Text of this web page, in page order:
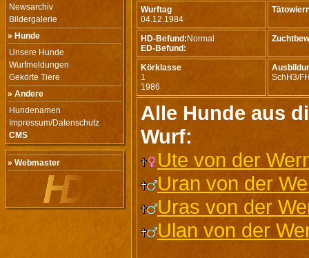
Newsarchiv
Bildergalerie
» Hunde
Unsere Hunde
Wurfmeldungen
Gekörte Tiere
» Andere
Hundenamen
Impressum/Datenschutz
CMS
» Webmaster
Wurftag
04.12.1984
HD-Befund: Normal
ED-Befund:
Körklasse
1
1986
SchH3/
Alle Hunde aus
Wurf:
Ute von der
Uran von der
Uras von der
Ulan von der